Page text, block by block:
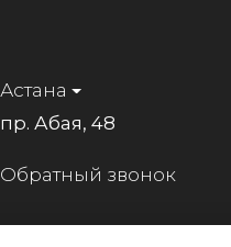
Астана
пр. Абая, 48
Обратный звонок